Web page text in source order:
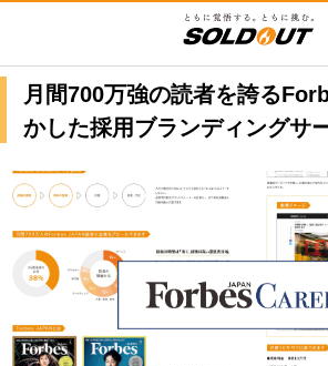
ン
ン
ツ
に
月間700万強の読者を誇る
かした採用ブランディングサ